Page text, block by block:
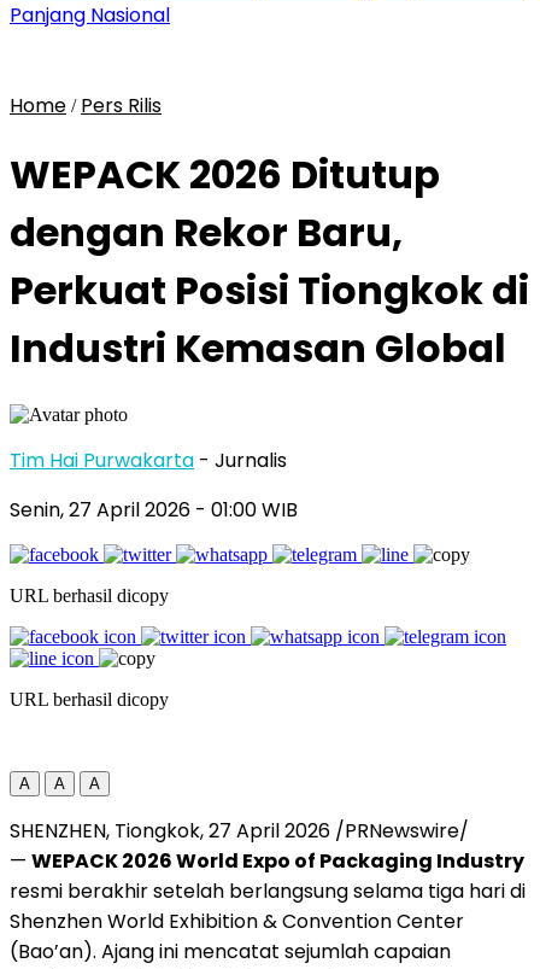
Panjang Nasional
Home / Pers Rilis
WEPACK 2026 Ditutup
dengan Rekor Baru,
Perkuat Posisi Tiongkok di
Industri Kemasan Global
Tim Hai Purwakarta - Jurnalis
Senin, 27 April 2026 - 01:00 WIB
URL berhasil dicopy
URL berhasil dicopy
A A A
SHENZHEN, Tiongkok, 27 April 2026 /PRNewswire/
— WEPACK 2026 World Expo of Packaging Industry
resmi berakhir setelah berlangsung selama tiga hari di
Shenzhen World Exhibition & Convention Center
(Bao’an). Ajang ini mencatat sejumlah capaian